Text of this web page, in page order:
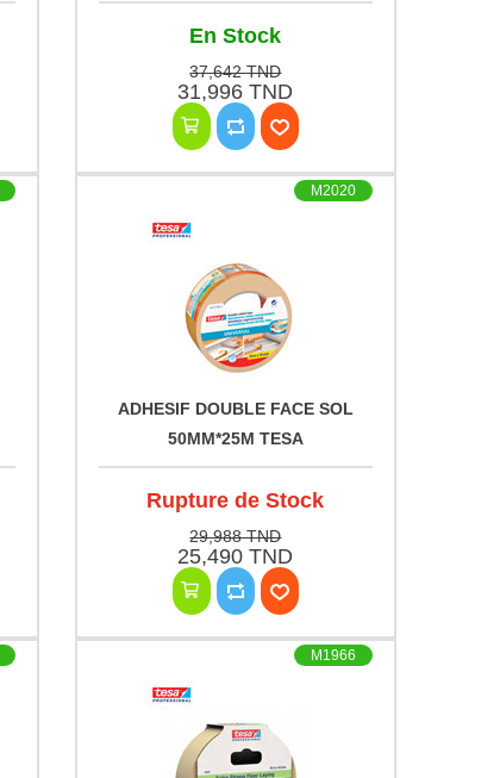
En Stock
37,642 TND
31,996 TND
M2020
ADHESIF DOUBLE FACE SOL
50MM*25M TESA
Rupture de Stock
29,988 TND
25,490 TND
M1966